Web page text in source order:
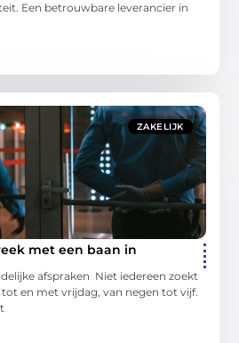
Een betrouwbare leverancier in
ZAKELIJK
met een baan in
afspraken Niet iedereen zoekt
en met vrijdag, van negen tot vijf.